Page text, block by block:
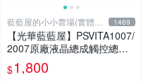
藍藍屋的小小賣場(實體店
面)
1469
【光華藍藍屋】PSVITA1007/
2007原廠液晶總成觸控總成
代客更換液晶破裂觸控不良不
能顯示通通幫您修到好~
$1,800